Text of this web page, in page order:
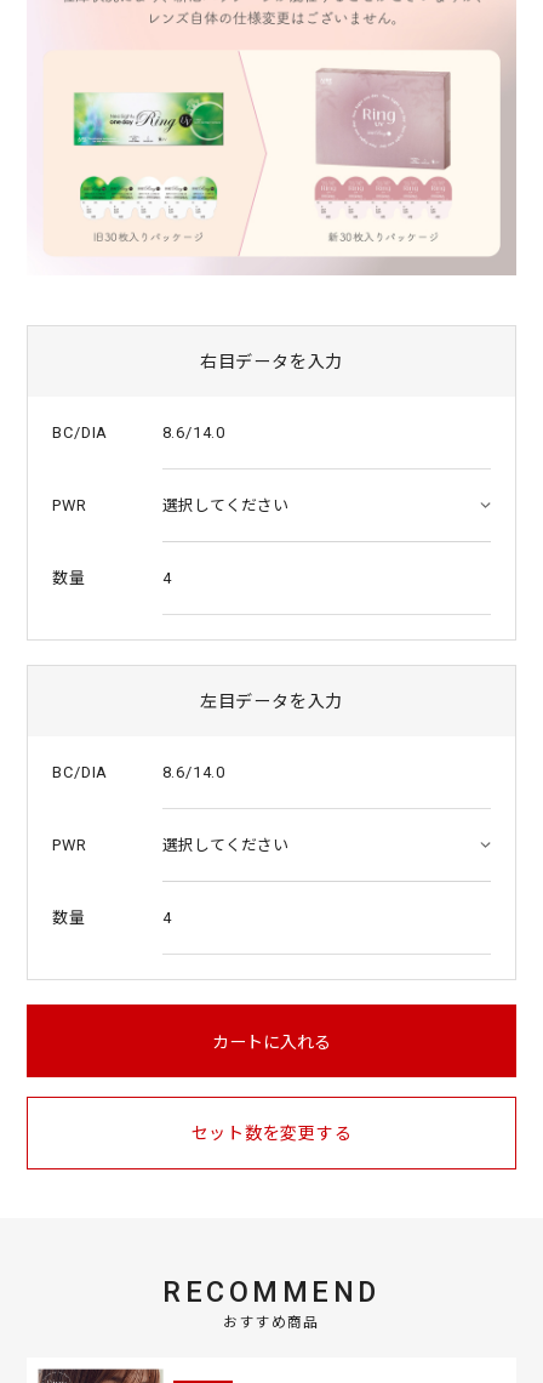
右目データを入力
BC/DIA 8.6/14.0
PWR
数量 4
左目データを入力
BC/DIA 8.6/14.0
PWR
数量 4
カートに入れる
セット数を変更する
RECOMMEND
おすすめ商品